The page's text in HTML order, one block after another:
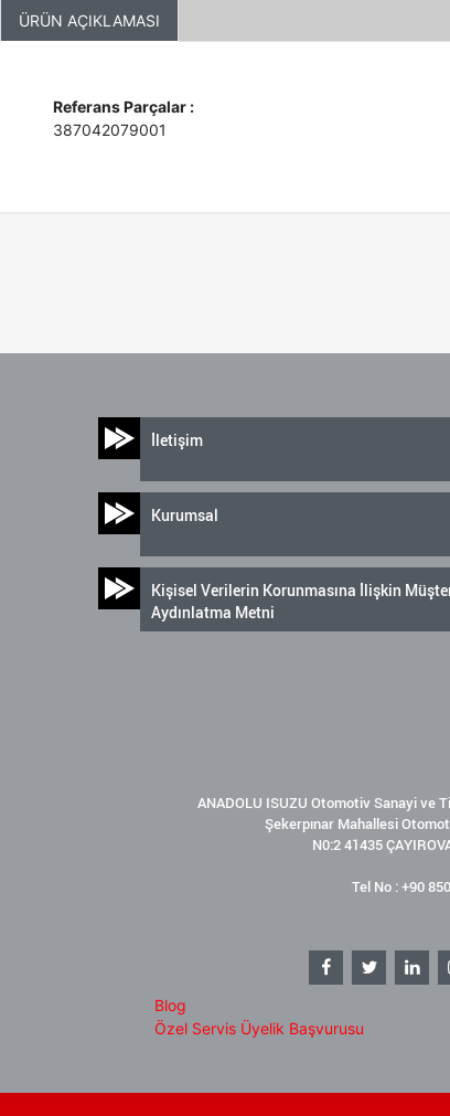
ÜRÜN AÇIKLAMASI
Referans Parçalar :
387042079001
İletişim
Kurumsal
Kişisel Verilerin Korunmasına İlişkin
Aydınlatma Metni
ANADOLU ISUZU Otomotiv Sanayi ve
Şekerpınar Mahallesi
N0:2 41435
Tel No : +90
Blog
Özel Servis Üyelik Başvurusu